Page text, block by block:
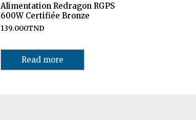
Alimentation Redragon RGPS
600W Certifiée Bronze
139.000TND
Read more